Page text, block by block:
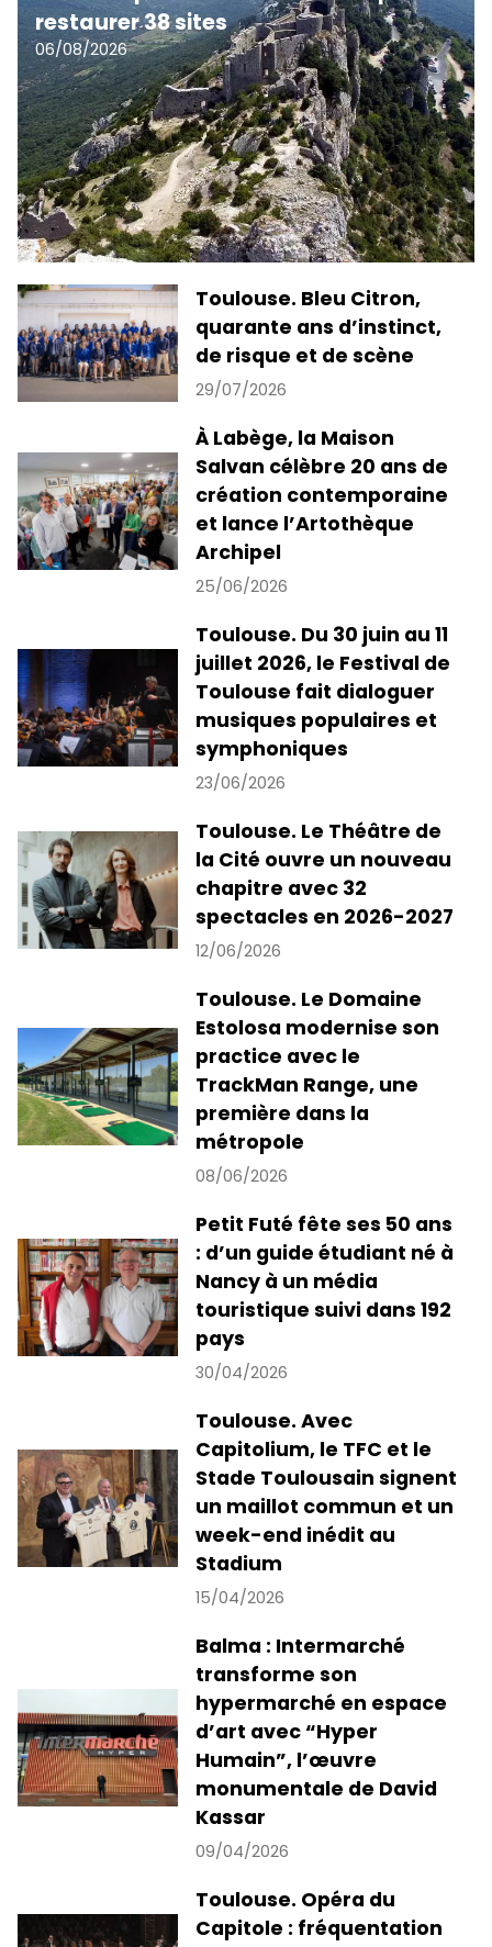
restaurer 38 sites
06/08/2026
Toulouse. Bleu Citron,
quarante ans d’instinct,
de risque et de scène
29/07/2026
À Labège, la Maison
Salvan célèbre 20 ans de
création contemporaine
et lance l’Artothèque
Archipel
25/06/2026
Toulouse. Du 30 juin au 11
juillet 2026, le Festival de
Toulouse fait dialoguer
musiques populaires et
symphoniques
23/06/2026
Toulouse. Le Théâtre de
la Cité ouvre un nouveau
chapitre avec 32
spectacles en 2026-2027
12/06/2026
Toulouse. Le Domaine
Estolosa modernise son
practice avec le
TrackMan Range, une
première dans la
métropole
08/06/2026
Petit Futé fête ses 50 ans
: d’un guide étudiant né à
Nancy à un média
touristique suivi dans 192
pays
30/04/2026
Toulouse. Avec
Capitolium, le TFC et le
Stade Toulousain signent
un maillot commun et un
week-end inédit au
Stadium
15/04/2026
Balma : Intermarché
transforme son
hypermarché en espace
d’art avec “Hyper
Humain”, l’œuvre
monumentale de David
Kassar
09/04/2026
Toulouse. Opéra du
Capitole : fréquentation